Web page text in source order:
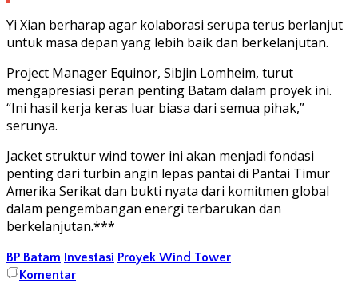
Yi Xian berharap agar kolaborasi serupa terus berlanjut
untuk masa depan yang lebih baik dan berkelanjutan.
Project Manager Equinor, Sibjin Lomheim, turut
mengapresiasi peran penting Batam dalam proyek ini.
“Ini hasil kerja keras luar biasa dari semua pihak,”
serunya.
Jacket struktur wind tower ini akan menjadi fondasi
penting dari turbin angin lepas pantai di Pantai Timur
Amerika Serikat dan bukti nyata dari komitmen global
dalam pengembangan energi terbarukan dan
berkelanjutan.***
BP Batam Investasi Proyek Wind Tower
Komentar